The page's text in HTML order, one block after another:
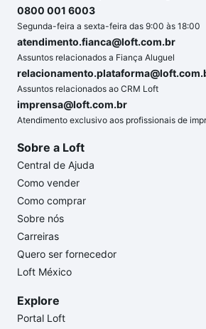
0800 001 6003
Segunda-feira a sexta-feira das 9:00 às 18:00
atendimento.fianca@loft.com.br
Assuntos relacionados a Fiança Aluguel
Assuntos relacionados ao CRM Loft
imprensa@loft.com.br
Atendimento exclusivo aos profissionais de
Sobre a Loft
Central de Ajuda
Como vender
Como comprar
Sobre nós
Carreiras
Quero ser fornecedor
Loft México
Explore
Portal Loft